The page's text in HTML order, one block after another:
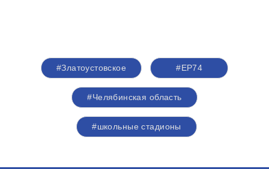
#Златоустовское #ЕР74
#Челябинская область
#школьные стадионы